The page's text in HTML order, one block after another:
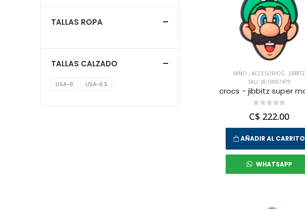
NIÑO,ACCESORIOS, JIBBITZ
SKU: JB-10007479
C$ 222.00
AÑADIR AL CARRITO
WHATSAPP
TALLAS ROPA
TALLAS CALZADO
USA-6 USA-6.5